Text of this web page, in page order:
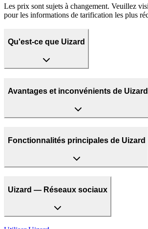
Les prix sont sujets à changement. Veuillez
pour les informations de tarification les plus
Qu'est-ce que Uizard
Avantages et inconvénients de Uizard
Fonctionnalités principales de Uizard
Uizard — Réseaux sociaux